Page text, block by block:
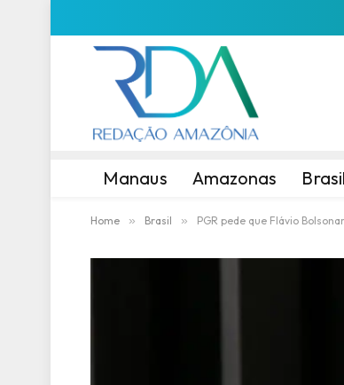
Manaus Amazonas Brasil
Home » Brasil » PGR pede que Flávio